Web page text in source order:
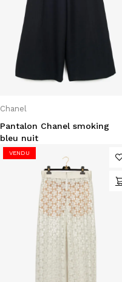
Chanel
Pantalon Chanel smoking
bleu nuit
VENDU